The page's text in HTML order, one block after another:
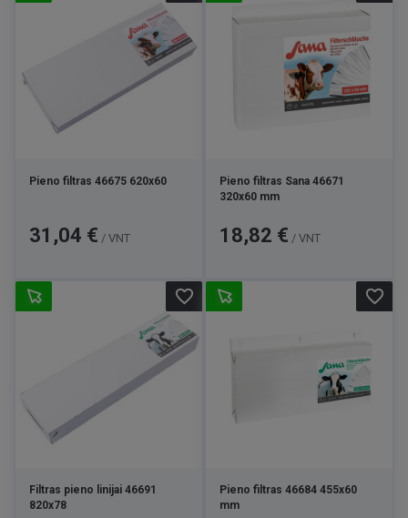
Pieno filtras 46675 620x60
Kaina
31,04 € / VNT
Pieno filtras Sana 46671
320x60 mm
Kaina
18,82 € / VNT
Filtras pieno linijai 46691
820x78
favorite_border
Pieno filtras 46684 455x60
mm
favorite_border